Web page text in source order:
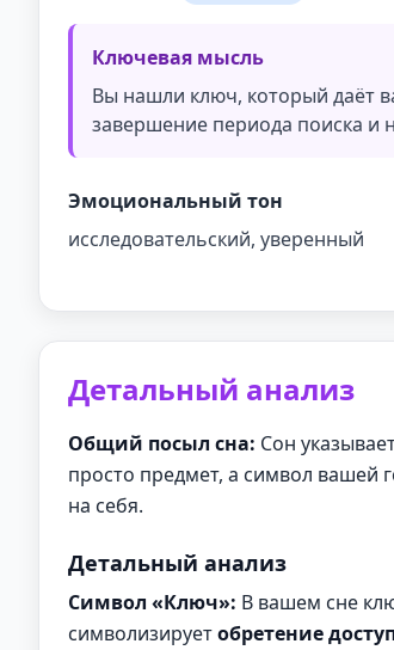
Ключевая мысль
Вы нашли ключ, который даёт
завершение периода поиска и
Эмоциональный тон
исследовательский, уверенный
Детальный анализ
Общий посыл сна: Сон
просто предмет, а символ вашей
на себя.
Детальный анализ
Символ «Ключ»: В вашем сне
символизируетобретение